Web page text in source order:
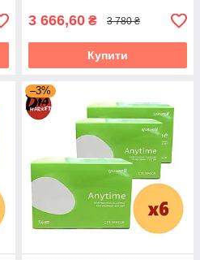
3 666,60 ₴ 3 780 ₴
Купити
–3%